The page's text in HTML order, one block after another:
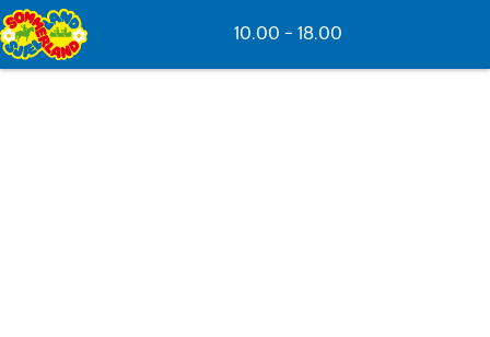
Spring til hovedindhold
10.00 - 18.00